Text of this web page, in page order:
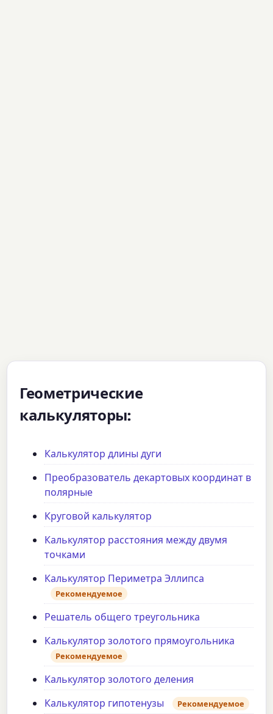
Геометрические
калькуляторы:
Калькулятор длины дуги
Преобразователь декартовых координат в
полярные
Круговой калькулятор
Калькулятор расстояния между двумя
точками
Калькулятор Периметра Эллипса
Рекомендуемое
Решатель общего треугольника
Калькулятор золотого прямоугольника
Рекомендуемое
Калькулятор золотого деления
Калькулятор гипотенузы
Рекомендуемое